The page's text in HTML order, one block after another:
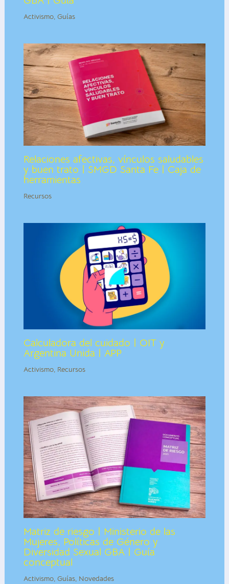
Activismo, Guías
Relaciones afectivas, vínculos saludables
y buen trato | SMGD Santa Fe | Caja de
herramientas
Recursos
Calculadora del cuidado | OIT y
Argentina Unida | APP
Activismo, Recursos
Matriz de riesgo | Ministerio de las
Mujeres, Políticas de Género y
Diversidad Sexual GBA | Guía
conceptual
Activismo, Guías, Novedades